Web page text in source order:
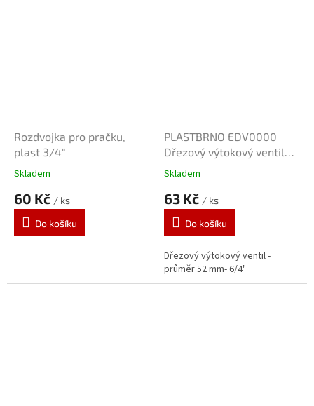
Rozdvojka pro pračku,
plast 3/4"
Skladem
60 Kč / ks
Do košíku
PLASTBRNO EDV0000
Dřezový výtokový ventil
6/4" inox/plast
Skladem
63 Kč / ks
Do košíku
Dřezový výtokový ventil -
průměr 52 mm- 6/4"